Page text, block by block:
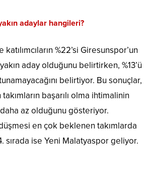
adaylar hangileri?
%22’si Giresunspor’un
aday olduğunu belirtirken, %13’ü
belirtiyor. Bu sonuçlar,
başarılı olma ihtimalinin
az olduğunu gösteriyor.
en çok beklenen takımlarda
sırada ise Yeni Malatyaspor geliyor.